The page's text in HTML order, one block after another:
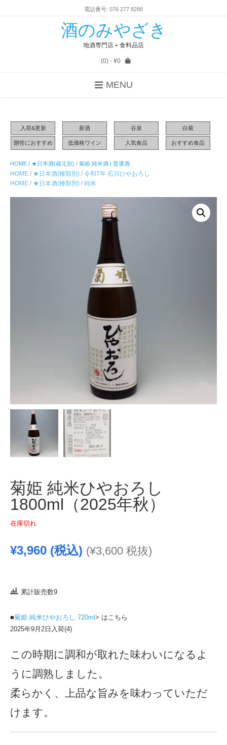
電話番号: 076 277 8288
酒のみやざき
地酒専門店＋食料品店
(0)- ¥0
MENU
入荷&更新 新酒 谷泉 白菊
贈答におすすめ 低価格ワイン 人気食品 おすすめ食品
HOME / ★日本酒(蔵元別) / 菊姫 純米酒 | 普通酒
HOME / ★日本酒(種類別) / 令和7年 石川ひやおろし
HOME / ★日本酒(種類別) / 純米
菊姫 純米ひやおろし
1800ml（2025年秋）
在庫切れ
¥3,960 (税込) (¥3,600 税抜)
累計販売数9
■菊姫 純米ひやおろし 720ml > はこちら
2025年9月2日入荷(4)
この時期に調和が取れた味わいになるよ
うに調熟しました。
柔らかく、上品な旨みを味わっていただ
けます。